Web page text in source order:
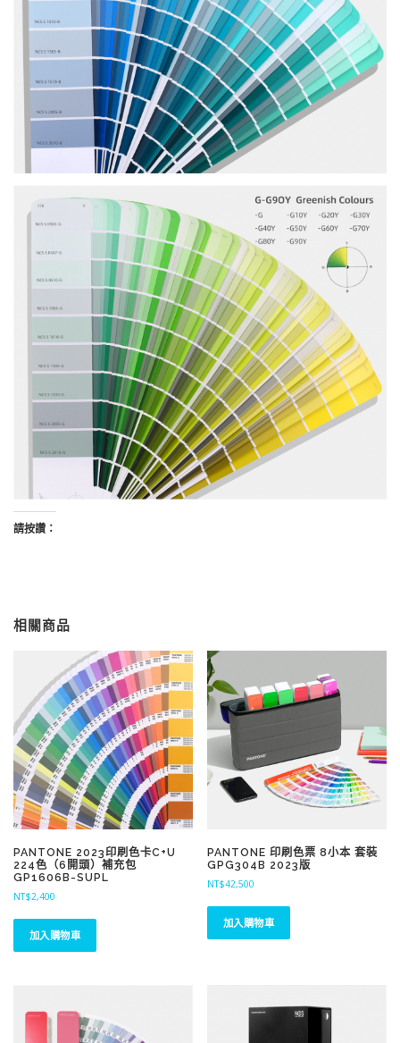
請按讚：
相關商品
PANTONE 2023印刷色卡C+U
224色（6開頭）補充包
GP1606B-SUPL
NT$2,400
加入購物車
PANTONE 印刷色票 8小本 套裝
GPG304B 2023版
NT$42,500
加入購物車